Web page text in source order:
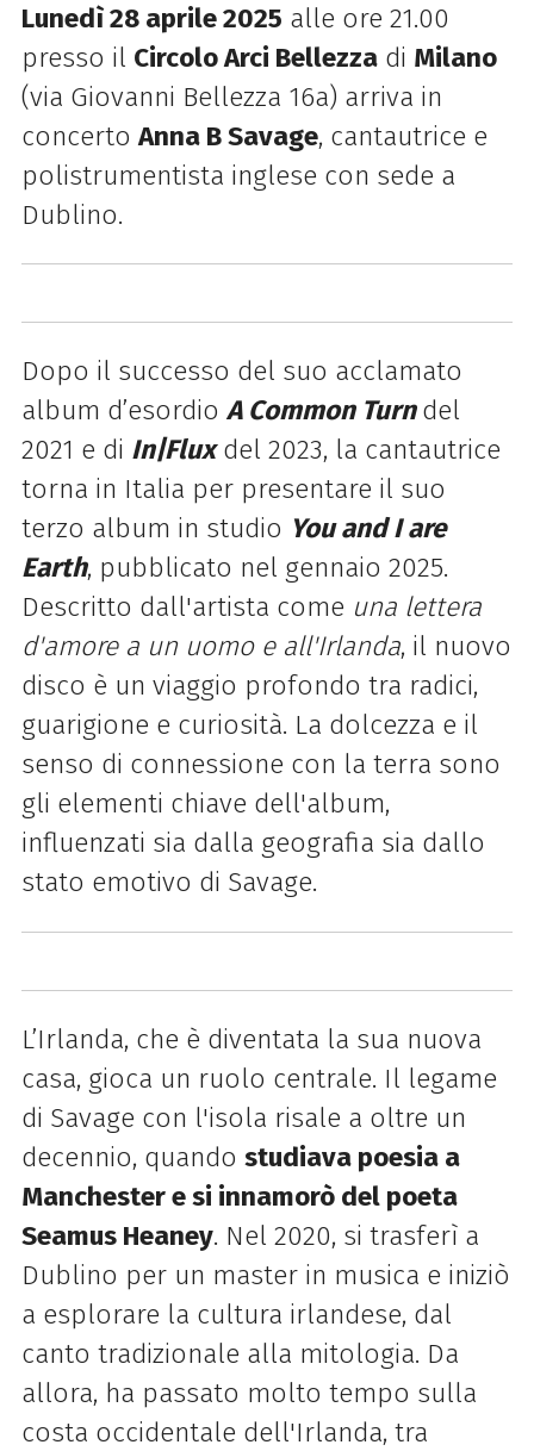
Lunedì 28 aprile 2025 alle ore 21.00
presso il Circolo Arci Bellezzadi Milano
(via Giovanni Bellezza 16a) arriva in
concertoAnna B Savage, cantautrice e
polistrumentista inglese con sede a
Dublino.
Dopo il successo del suo acclamato
album d’esordio A Common Turndel
2021 e di In|Fluxdel 2023, la cantautrice
torna in Italia per presentare il suo
terzo album in studio You and I are
Earth, pubblicato nel gennaio 2025.
Descritto dall'artista come una lettera
d'amore a un uomo e all'Irlanda, il nuovo
disco è un viaggio profondo tra radici,
guarigione e curiosità. La dolcezza e il
senso di connessione con la terra sono
gli elementi chiave dell'album,
influenzati sia dalla geografia sia dallo
stato emotivo di Savage.
L’Irlanda, che è diventata la sua nuova
casa, gioca un ruolo centrale. Il legame
di Savage con l'isola risale a oltre un
decennio, quando studiava poesia a
Manchester e si innamorò del poeta
Seamus Heaney. Nel 2020, si trasferì a
Dublino per un master in musica e iniziò
a esplorare la cultura irlandese, dal
canto tradizionale alla mitologia. Da
allora, ha passato molto tempo sulla
costa occidentale dell'Irlanda, tra